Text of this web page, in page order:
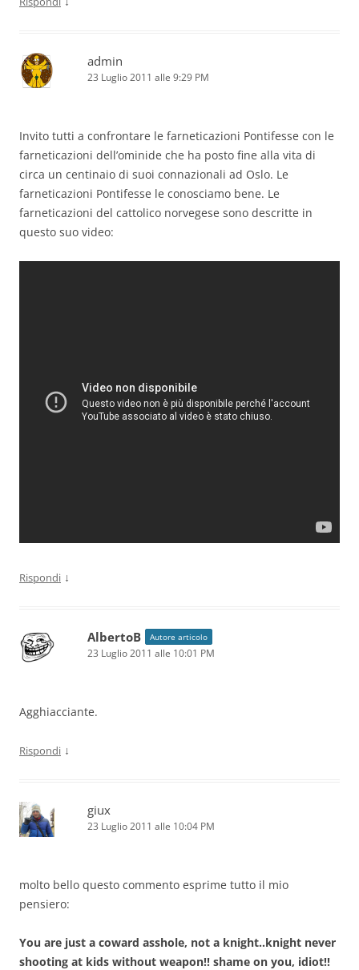
admin
23 Luglio 2011 alle 9:29 PM
Invito tutti a confrontare le farneticazioni Pontifesse con le
farneticazioni dell’ominide che ha posto fine alla vita di
circa un centinaio di suoi connazionali ad Oslo. Le
farneticazioni Pontifesse le conosciamo bene. Le
farneticazioni del cattolico norvegese sono descritte in
questo suo video:
Rispondi ↓
AlbertoB Autore articolo
23 Luglio 2011 alle 10:01 PM
Agghiacciante.
Rispondi ↓
giux
23 Luglio 2011 alle 10:04 PM
molto bello questo commento esprime tutto il mio
pensiero:
You are just a coward asshole, not a knight..knight never
shooting at kids without weapon!! shame on you, idiot!!